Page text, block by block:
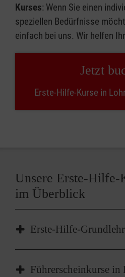
Kurses: Wenn Sie einen
speziellen Bedürfnisse
einfach bei uns. Wir helfen
Jetzt
Erste-Hilfe-Kurse in
Unsere Erste-Hilfe-
im Überblick
Erste-Hilfe-
Der Erste-Hilfe-
Führerscheinkurse in